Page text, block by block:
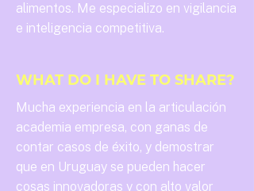
alimentos. Me especializo en vigilancia
e inteligencia competitiva.
WHAT DO I HAVE TO SHARE?
Mucha experiencia en la articulación
academia empresa, con ganas de
contar casos de éxito, y demostrar
que en Uruguay se pueden hacer
cosas innovadoras y con alto valor